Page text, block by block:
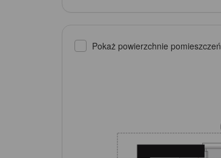
Pokaż powierzchnie pomieszczeń